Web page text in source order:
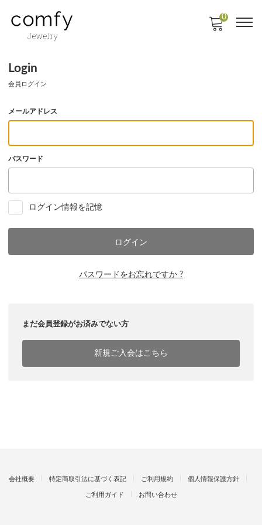
0
Login
会員ログイン
メールアドレス
パスワード
ログイン情報を記憶
パスワードをお忘れですか ?
まだ会員登録がお済みでない方
新規ご入会はこちら
会社概要 特定商取引法に基づく表記 ご利用規約 個人情報保護方針
ご利用ガイド お問い合わせ